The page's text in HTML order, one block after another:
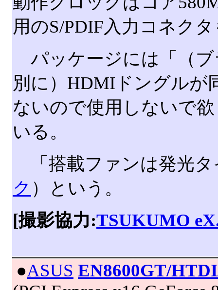
用のS/PDIF入力コネク
パッケージには「（
別に）HDMIドングルが
ないので使用しないで
いる。
「搭載ファンは発光タ
ク ）という。
[撮影協力:TSUKUMO
●ASUS EN8600GT/